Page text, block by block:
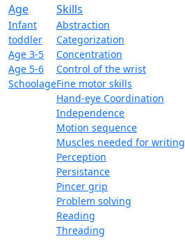
Age
Infant
toddler
Age 3-5
Age 5-6
Schoolage
Skills
Abstraction
Categorization
Concentration
Control of the wrist
Fine motor skills
Hand-eye Coordination
Independence
Motion sequence
Muscles needed for writing
Perception
Persistance
Pincer grip
Problem solving
Reading
Threading